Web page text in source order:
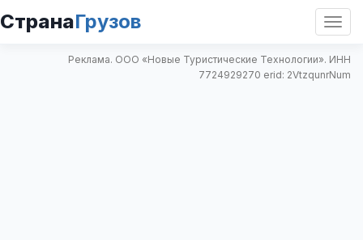
СтранаГрузов
Реклама. ООО «Новые Туристические Технологии». ИНН
7724929270 erid: 2VtzqunrNum